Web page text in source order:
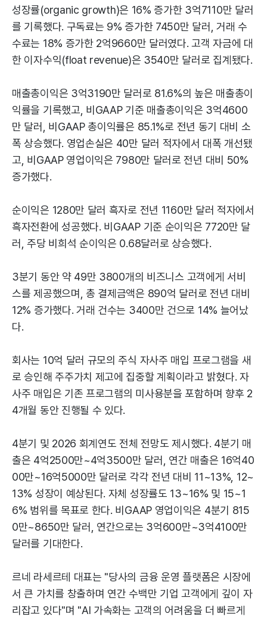
성장률(organic growth)은 16% 증가한 3억7110만 달러
를 기록했다. 구독료는 9% 증가한 7450만 달러, 거래 수
수료는 18% 증가한 2억9660만 달러였다. 고객 자금에 대
한 이자수익(float revenue)은 3540만 달러로 집계됐다.
매출총이익은 3억3190만 달러로 81.6%의 높은 매출총이
익률을 기록했고, 비GAAP 기준 매출총이익은 3억4600
만 달러, 비GAAP 총이익률은 85.1%로 전년 동기 대비 소
폭 상승했다. 영업손실은 40만 달러 적자에서 대폭 개선됐
고, 비GAAP 영업이익은 7980만 달러로 전년 대비 50%
증가했다.
순이익은 1280만 달러 흑자로 전년 1160만 달러 적자에서
흑자전환에 성공했다. 비GAAP 기준 순이익은 7720만 달
러, 주당 비희석 순이익은 0.68달러로 상승했다.
3분기 동안 약 49만 3800개의 비즈니스 고객에게 서비
스를 제공했으며, 총 결제금액은 890억 달러로 전년 대비
12% 증가했다. 거래 건수는 3400만 건으로 14% 늘어났
다.
회사는 10억 달러 규모의 주식 자사주 매입 프로그램을 새
로 승인해 주주가치 제고에 집중할 계획이라고 밝혔다. 자
사주 매입은 기존 프로그램의 미사용분을 포함하며 향후 2
4개월 동안 진행될 수 있다.
4분기 및 2026 회계연도 전체 전망도 제시했다. 4분기 매
출은 4억2500만~4억3500만 달러, 연간 매출은 16억40
00만~16억5000만 달러로 각각 전년 대비 11~13%, 12~
13% 성장이 예상된다. 자체 성장률도 13~16% 및 15~1
6% 범위를 목표로 한다. 비GAAP 영업이익은 4분기 815
0만~8650만 달러, 연간으로는 3억600만~3억4100만
달러를 기대한다.
르네 라세르테 대표는 "당사의 금융 운영 플랫폼은 시장에
서 큰 가치를 창출하며 연간 수백만 기업 고객에게 깊이 자
리잡고 있다"며 "AI 가속화는 고객의 어려움을 더 빠르게